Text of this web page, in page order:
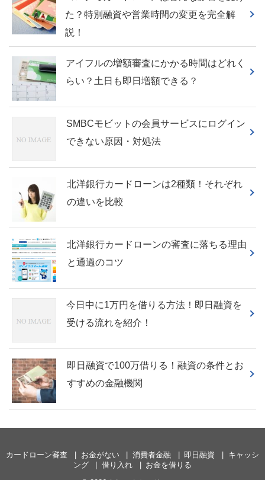
た？特別融資や営業時間の変更を完全解
説！
アイフルの増額審査にかかる時間はどれく
らい？土日も即日増額できる？
SMBCモビットの会員サービスにログイン
できない原因・対処法
北洋銀行カードローンは2種類！それぞれ
の違いを比較
北洋銀行カードローンの審査に落ちる理由
と通過のコツ
今日中に1万円を借りる方法！即日融資を
受ける流れを紹介！
即日融資で100万借りる！融資の条件とお
すすめの金融機関
カードローン審査 お金がない 消費者金融 即日融資
キャッシ
ング
借り入れ
お金を借りる